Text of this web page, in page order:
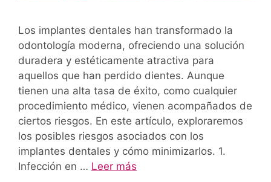
Los implantes dentales han transformado la
odontología moderna, ofreciendo una solución
duradera y estéticamente atractiva para
aquellos que han perdido dientes. Aunque
tienen una alta tasa de éxito, como cualquier
procedimiento médico, vienen acompañados de
ciertos riesgos. En este artículo, exploraremos
los posibles riesgos asociados con los
implantes dentales y cómo minimizarlos. 1.
Infección en … Leer más